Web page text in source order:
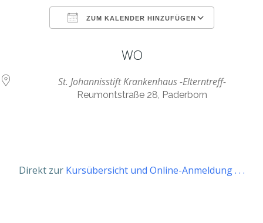
ZUM KALENDER HINZUFÜGEN
WO
St. Johannisstift Krankenhaus -Elterntreff-
Reumontstraße 28, Paderborn
Direkt zur Kursübersicht und Online-Anmeldung . . .